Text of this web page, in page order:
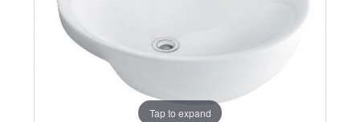
Tap to expand
Tap to expand
Tap to expand